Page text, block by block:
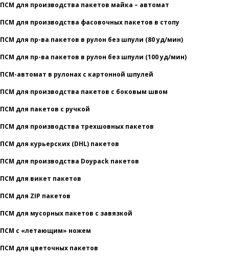
ПСМ для производства пакетов майка – автомат
ПСМ для производства фасовочных пакетов в стопу
ПСМ для пр-ва пакетов в рулон без шпули (80 уд/мин)
ПСМ для пр-ва пакетов в рулон без шпули (100 уд/мин)
ПСМ-автомат в рулонах с картонной шпулей
ПСМ для производства пакетов с боковым швом
ПСМ для пакетов с ручкой
ПСМ для производства трехшовных пакетов
ПСМ для курьерских (DHL) пакетов
ПСМ для производства Doypack пакетов
ПСМ для викет пакетов
ПСМ для ZIP пакетов
ПСМ для мусорных пакетов с завязкой
ПСМ с «летающим» ножем
ПСМ для цветочных пакетов